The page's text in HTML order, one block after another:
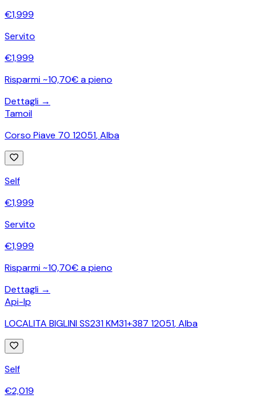
€1,999
Servito
€1,999
Risparmi ~10,70€ a pieno
Dettagli →
Tamoil
Corso Piave 70 12051,Alba
Self
€1,999
Servito
€1,999
Risparmi ~10,70€ a pieno
Dettagli →
Api-Ip
LOCALITA BIGLINI SS231 KM31+387 12051,Alba
Self
€2,019